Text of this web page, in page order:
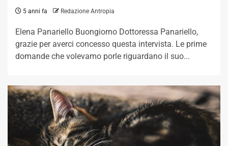
5 anni fa Redazione Antropia
Elena Panariello Buongiorno Dottoressa Panariello,
grazie per averci concesso questa intervista. Le prime
domande che volevamo porle riguardano il suo...